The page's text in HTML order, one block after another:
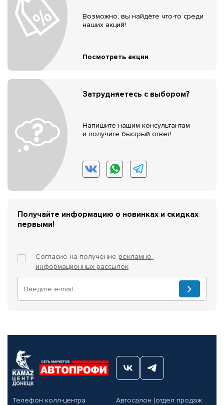
Возможно, вы найдёте что-то среди
наших акций!
Посмотреть акции
Затрудняетесь с выбором?
Напишите нашим консультантам
и получите быстрый ответ!
Получайте информацию о новинках и скидках
первыми!
Согласие на получение рекламно-
информационных рассылок
Телефон колл-центра
Автосалон (отдел продаж